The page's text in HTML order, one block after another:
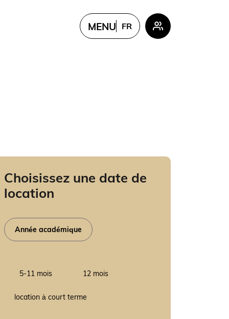
MENU FR
Choisissez une date de
location
Année académique
5-11 mois 12 mois
location à court terme